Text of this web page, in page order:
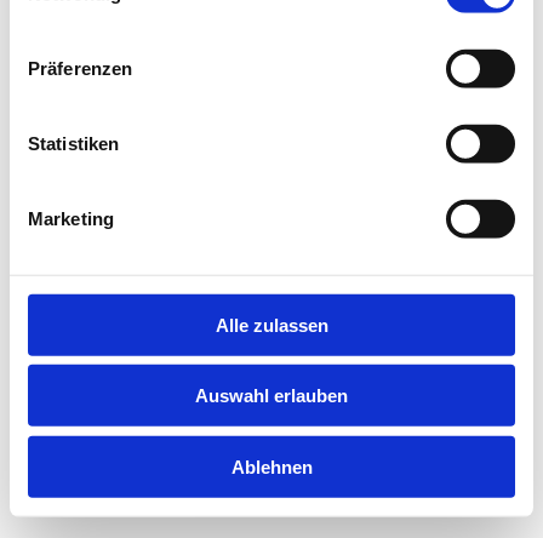
Präferenzen
Statistiken
Marketing
Alle zulassen
Auswahl erlauben
Ablehnen